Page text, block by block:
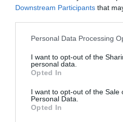
Downstream Participants that
Personal Data Processing
I want to opt-out of the
personal data.
Opted In
I want to opt-out of the Sale
Personal Data.
Opted In
organitzacions que volen
a nous parlants que, per
càpsules audiovisuals
llengua d’acollida a
principal d’aquesta nova